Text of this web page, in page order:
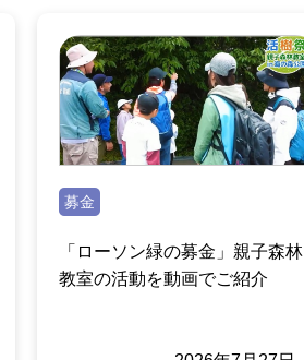
募金
「ローソン緑の募金」親子森林
教室の活動を動画でご紹介